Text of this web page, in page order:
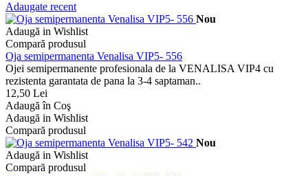
Adaugate recent
Nou
Adaugă in Wishlist
Compară produsul
Oja semipermanenta Venalisa VIP5- 556
Ojei semipermanente profesionala de la VENALISA VIP4 cu
rezistenta garantata de pana la 3-4 saptaman..
12,50 Lei
Adaugă în Coş
Adaugă in Wishlist
Compară produsul
Nou
Adaugă in Wishlist
Compară produsul